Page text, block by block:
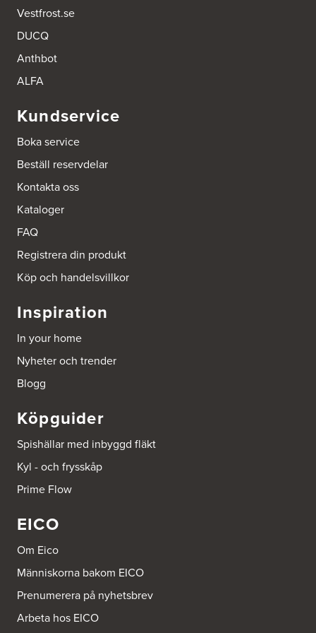
Vestfrost.se
DUCQ
Anthbot
ALFA
Kundservice
Boka service
Beställ reservdelar
Kontakta oss
Kataloger
FAQ
Registrera din produkt
Köp och handelsvillkor
Inspiration
In your home
Nyheter och trender
Blogg
Köpguider
Spishällar med inbyggd fläkt
Kyl - och frysskåp
Prime Flow
EICO
Om Eico
Människorna bakom EICO
Prenumerera på nyhetsbrev
Arbeta hos EICO